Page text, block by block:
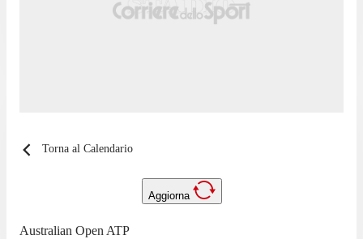
Torna al Calendario
Aggiorna
Australian Open ATP